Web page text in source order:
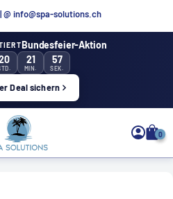
@ info@spa-solutions.ch
Bundesfeier-Aktion
21
MIN.
57
SEK.
Deal sichern
0